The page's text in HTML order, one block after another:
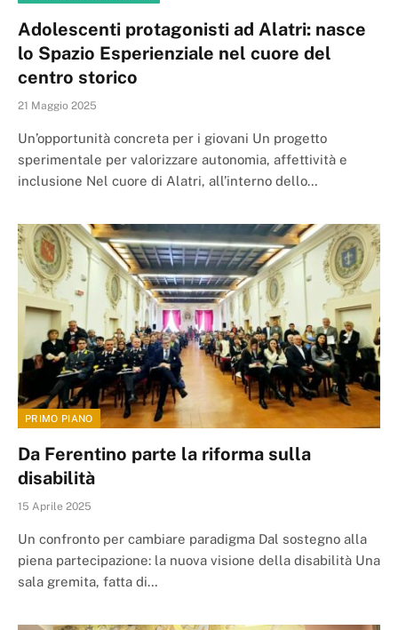
Adolescenti protagonisti ad Alatri: nasce
lo Spazio Esperienziale nel cuore del
centro storico
21 Maggio 2025
Un’opportunità concreta per i giovani Un progetto
sperimentale per valorizzare autonomia, affettività e
inclusione Nel cuore di Alatri, all’interno dello…
PRIMO PIANO
Da Ferentino parte la riforma sulla
disabilità
15 Aprile 2025
Un confronto per cambiare paradigma Dal sostegno alla
piena partecipazione: la nuova visione della disabilità Una
sala gremita, fatta di…